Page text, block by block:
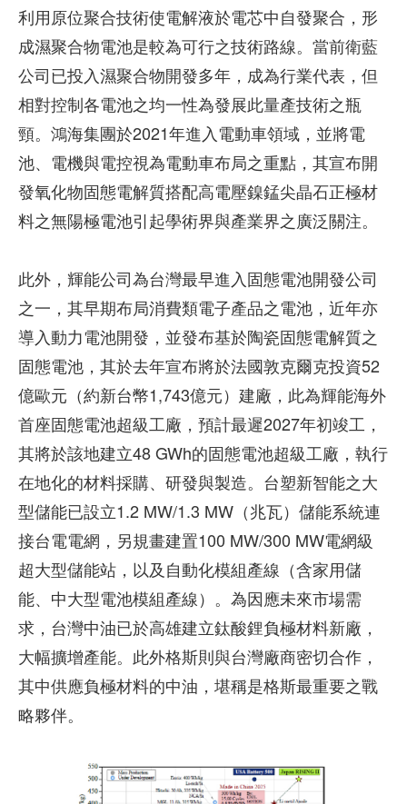
利用原位聚合技術使電解液於電芯中自發聚合，形
成濕聚合物電池是較為可行之技術路線。當前衛藍
公司已投入濕聚合物開發多年，成為行業代表，但
相對控制各電池之均一性為發展此量產技術之瓶
頸。鴻海集團於2021年進入電動車領域，並將電
池、電機與電控視為電動車布局之重點，其宣布開
發氧化物固態電解質搭配高電壓鎳錳尖晶石正極材
料之無陽極電池引起學術界與產業界之廣泛關注。
此外，輝能公司為台灣最早進入固態電池開發公司
之一，其早期布局消費類電子產品之電池，近年亦
導入動力電池開發，並發布基於陶瓷固態電解質之
固態電池，其於去年宣布將於法國敦克爾克投資52
億歐元（約新台幣1,743億元）建廠，此為輝能海外
首座固態電池超級工廠，預計最遲2027年初竣工，
其將於該地建立48 GWh的固態電池超級工廠，執行
在地化的材料採購、研發與製造。台塑新智能之大
型儲能已設立1.2 MW/1.3 MW（兆瓦）儲能系統連
接台電電網，另規畫建置100 MW/300 MW電網級
超大型儲能站，以及自動化模組產線（含家用儲
能、中大型電池模組產線）。為因應未來市場需
求，台灣中油已於高雄建立鈦酸鋰負極材料新廠，
大幅擴增產能。此外格斯則與台灣廠商密切合作，
其中供應負極材料的中油，堪稱是格斯最重要之戰
略夥伴。